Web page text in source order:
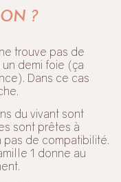
?
trouve pas de
demi foie (ça
Dans ce cas
du vivant sont
sont prêtes à
pas de compatibilité.
1 donne au